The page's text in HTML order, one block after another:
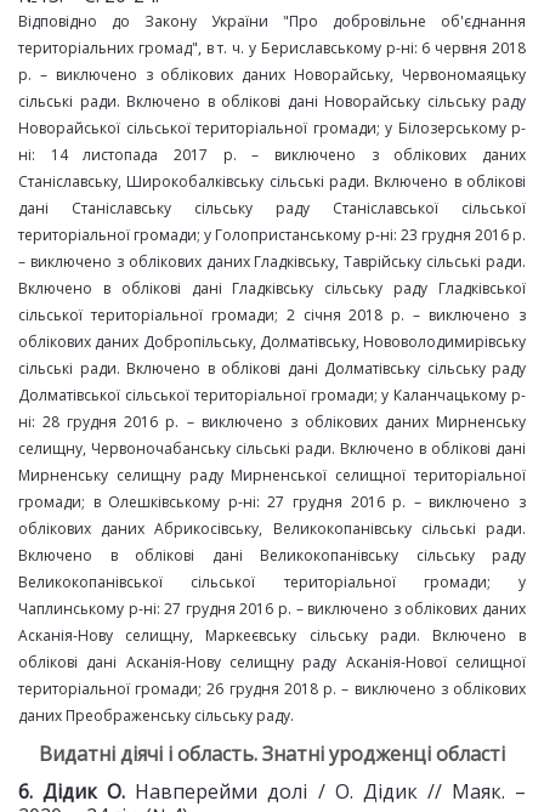
Відповідно до Закону України "Про добровільне об'єднання
територіальних громад", в т. ч. у Бериславському р-ні: 6 червня 2018
р. – виключено з облікових даних Новорайську, Червономаяцьку
сільські ради. Включено в облікові дані Новорайську сільську раду
Новорайської сільської територіальної громади; у Білозерському р-
ні: 14 листопада 2017 р. – виключено з облікових даних
Станіславську, Широкобалківську сільські ради. Включено в облікові
дані Станіславську сільську раду Станіславської сільської
територіальної громади; у Голопристанському р‑ні: 23 грудня 2016 р.
– виключено з облікових даних Гладківську, Таврійську сільські ради.
Включено в облікові дані Гладківську сільську раду Гладківської
сільської територіальної громади; 2 січня 2018 р. – виключено з
облікових даних Добропільську, Долматівську, Нововолодимирівську
сільські ради. Включено в облікові дані Долматівську сільську раду
Долматівської сільської територіальної громади; у Каланчацькому р-
ні: 28 грудня 2016 р. – виключено з облікових даних Мирненську
селищну, Червоночабанську сільські ради. Включено в облікові дані
Мирненську селищну раду Мирненської селищної територіальної
громади; в Олешківському р-ні: 27 грудня 2016 р. – виключено з
облікових даних Абрикосівську, Великокопанівську сільські ради.
Включено в облікові дані Великокопанівську сільську раду
Великокопанівської сільської територіальної громади; у
Чаплинському р-ні: 27 грудня 2016 р. – виключено з облікових даних
Асканія-Нову селищну, Маркеєвську сільську ради. Включено в
облікові дані Асканія-Нову селищну раду Асканія-Нової селищної
територіальної громади; 26 грудня 2018 р. – виключено з облікових
даних Преображенську сільську раду.
Видатні діячі і область. Знатні уродженці області
6. Дідик О. Навперейми долі / О. Дідик // Маяк. –